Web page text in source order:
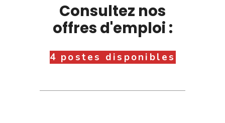
Consultez nos
offres d'emploi :
4 postes disponibles